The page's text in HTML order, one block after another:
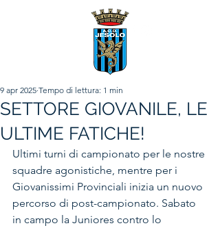
SETTORE GIOVANILE, LE
ULTIME FATICHE!
9 apr 2025 Tempo di lettura: 1 min
Ultimi turni di campionato per le nostre
squadre agonistiche, mentre per i
Giovanissimi Provinciali inizia un nuovo
percorso di post-campionato. Sabato
in campo la Juniores contro lo